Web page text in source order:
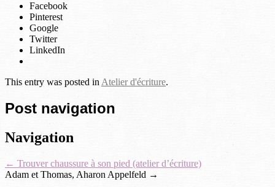
Facebook
Pinterest
Google
Twitter
LinkedIn
This entry was posted in Atelier d'écriture.
Post navigation
Navigation
← Trouver chaussure à son pied (atelier d’écriture)
Adam et Thomas, Aharon Appelfeld →